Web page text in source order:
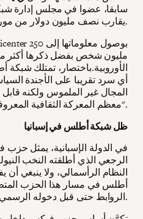
سابقا، عضوا في مجلس إدارة
يقارب نصف مليون دولار من موريس في عام 1995.
الأوروبية.باختصار، تمتلك
أي سرد تقريبا على الأجندة
المجال غير الملموس ولكنه
معظم المعركة الثقافية المعروفة باسم "الفطرة السليمة".
ظل شبكة أطلس في إسبانيا
في الدولة الإسبانية، يمثل
الرجعي الذي أطلقته النخب
النظام الرأسمالي، ولا ينبغي
أطلس في مسار هذا الحزب
الروابط حتى قبل دخوله الرسمي إلى المشهد السياسي.